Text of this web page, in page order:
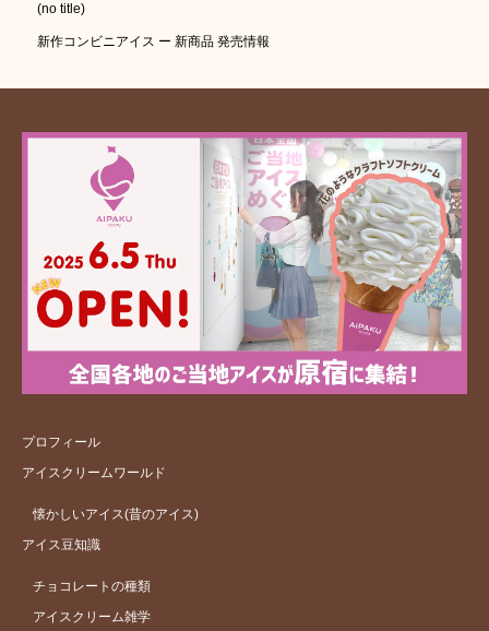
(no title)
新作コンビニアイス ー 新商品 発売情報
プロフィール
アイスクリームワールド
懐かしいアイス(昔のアイス)
アイス豆知識
チョコレートの種類
アイスクリーム雑学